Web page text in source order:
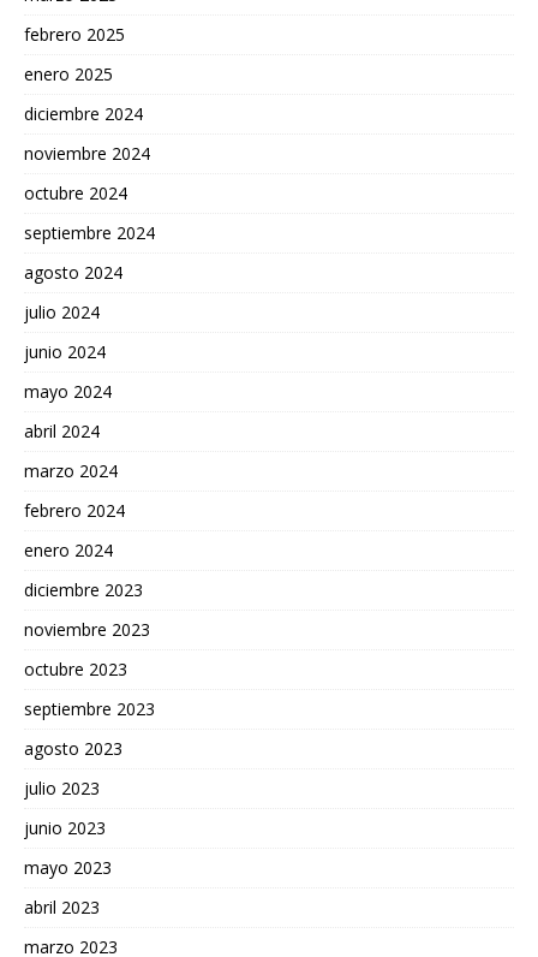
febrero 2025
enero 2025
diciembre 2024
noviembre 2024
octubre 2024
septiembre 2024
agosto 2024
julio 2024
junio 2024
mayo 2024
abril 2024
marzo 2024
febrero 2024
enero 2024
diciembre 2023
noviembre 2023
octubre 2023
septiembre 2023
agosto 2023
julio 2023
junio 2023
mayo 2023
abril 2023
marzo 2023